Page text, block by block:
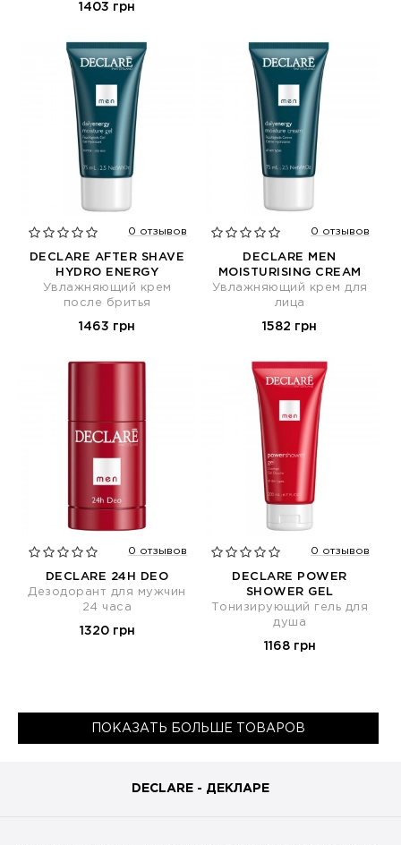
1403 грн
0 отзывов
DECLARE AFTER SHAVE
HYDRO ENERGY
Увлажняющий крем
после бритья
1463 грн
0 отзывов
DECLARE MEN
MOISTURISING CREAM
Увлажняющий крем для
лица
1582 грн
0 отзывов
DECLARE 24H DEO
Дезодорант для мужчин
24 часа
1320 грн
0 отзывов
DECLARE POWER
SHOWER GEL
Тонизирующий гель для
душа
1168 грн
ПОКАЗАТЬ БОЛЬШЕ ТОВАРОВ
DECLARE - ДЕКЛАРЕ